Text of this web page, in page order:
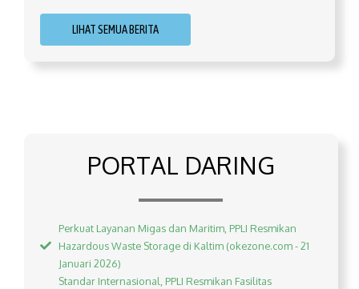
LIHAT SEMUA BERITA
PORTAL DARING
Perkuat Layanan Migas dan Maritim, PPLI Resmikan
Hazardous Waste Storage di Kaltim (okezone.com - 21
Januari 2026)
Standar Internasional, PPLI Resmikan Fasilitas